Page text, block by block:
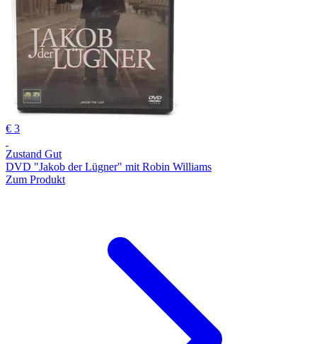
€ 3
Zustand Gut
DVD "Jakob der Lügner" mit Robin Williams
Zum Produkt